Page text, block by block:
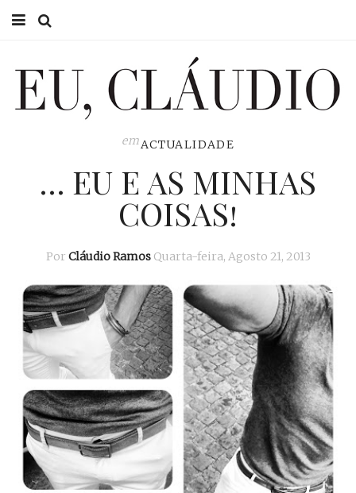
EU CLÁUDIO
EU NA TV
emACTUALIDADE
… EU E AS MINHAS
COISAS!
Por Cláudio Ramos Quarta-feira, Agosto 21, 2013